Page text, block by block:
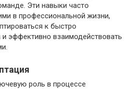
Эти навыки часто
в профессиональной жизни,
к быстро
эффективно взаимодействовать
роль в процессе